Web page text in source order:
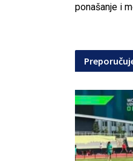
ponašanje i